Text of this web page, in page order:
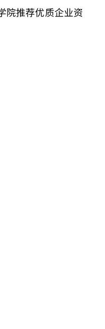
院推荐优质企业资